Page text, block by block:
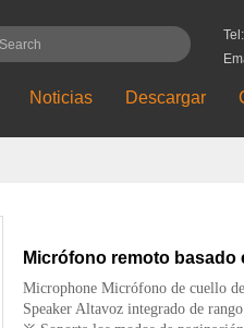
Noticias Descargar
Micrófono remoto basado
Microphone Micrófono de cuello
Speaker Altavoz integrado de